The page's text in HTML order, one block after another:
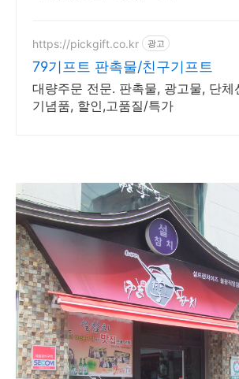
https://pickgift.co.kr 광고
79기프트 판촉물/친구기프트
대량주문 전문. 판촉물, 광고물, 단체
기념품, 할인,고품질/특가